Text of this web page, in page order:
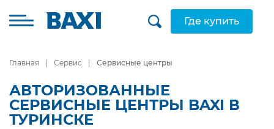
Где купить
Главная Сервис Сервисные центры
АВТОРИЗОВАННЫЕ
СЕРВИСНЫЕ ЦЕНТРЫ BAXI В
ТУРИНСКЕ